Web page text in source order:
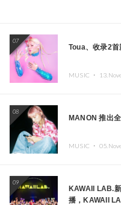
07
Toua、收录2
MUSIC ・
08
MANON 推出
MUSIC ・
09
KAWAII LAB.
播，KAWAII